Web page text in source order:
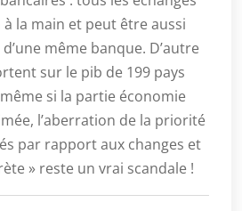
la main et peut être aussi
même banque. D’autre
sur le pib de 199 pays
si la partie économie
l’aberration de la priorité
par rapport aux changes et
» reste un vrai scandale !